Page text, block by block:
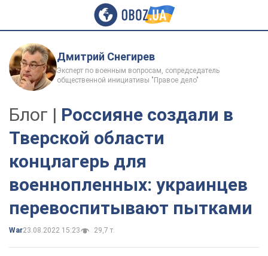
Дмитрий Снегирев
Эксперт по военным вопросам, сопредседатель
общественной инициативы "Правое дело"
Блог | Россияне создали в
Тверской области
концлагерь для
военнопленных: украинцев
перевоспитывают пытками
War23.08.2022 15:23 29,7 т.